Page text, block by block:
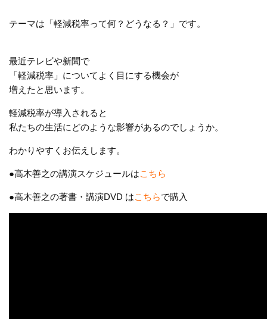
テーマは「軽減税率って何？どうなる？」です。
最近テレビや新聞で
「軽減税率」についてよく目にする機会が
増えたと思います。
軽減税率が導入されると
私たちの生活にどのような影響があるのでしょうか。
わかりやすくお伝えします。
●高木善之の講演スケジュールはこちら
●高木善之の著書・講演DVD はこちらで購入